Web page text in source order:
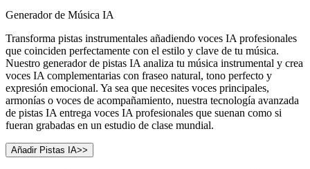
Generador de Música IA
Transforma pistas instrumentales añadiendo voces IA profesionales
que coinciden perfectamente con el estilo y clave de tu música.
Nuestro generador de pistas IA analiza tu música instrumental y crea
voces IA complementarias con fraseo natural, tono perfecto y
expresión emocional. Ya sea que necesites voces principales,
armonías o voces de acompañamiento, nuestra tecnología avanzada
de pistas IA entrega voces IA profesionales que suenan como si
fueran grabadas en un estudio de clase mundial.
Añadir Pistas IA>>